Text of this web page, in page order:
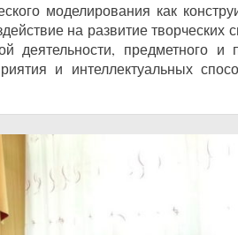
моделирования как
на развитие творческих
деятельности, предметного и
и интеллектуальных